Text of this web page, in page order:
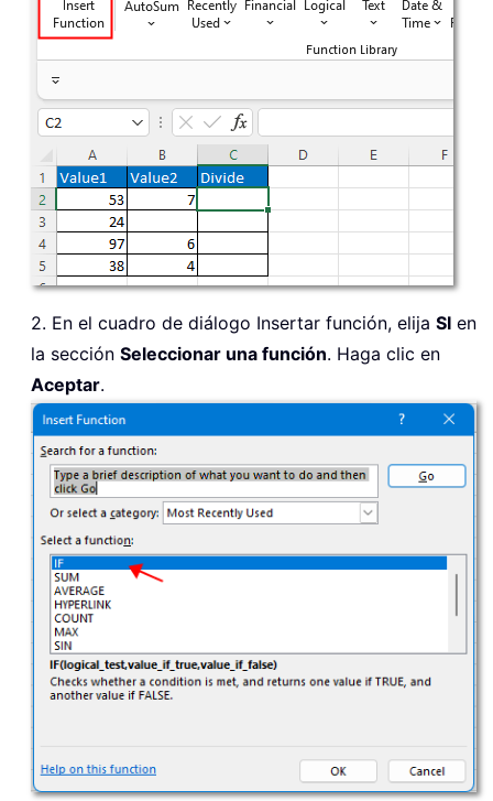
2. En el cuadro de diálogo Insertar función, elija SI en
la sección Seleccionar una función. Haga clic en
Aceptar.